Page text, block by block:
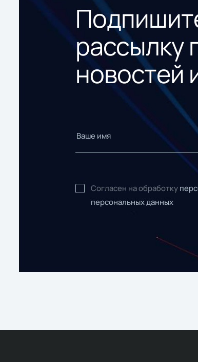
рассылку
новостей
Согласен на обработку
персональных данных